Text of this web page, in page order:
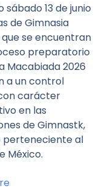
sábado 13 de junio
de Gimnasia
se encuentran
preparatorio
Macabiada 2026
a un control
carácter
en las
de Gimnastk,
perteneciente al
México.